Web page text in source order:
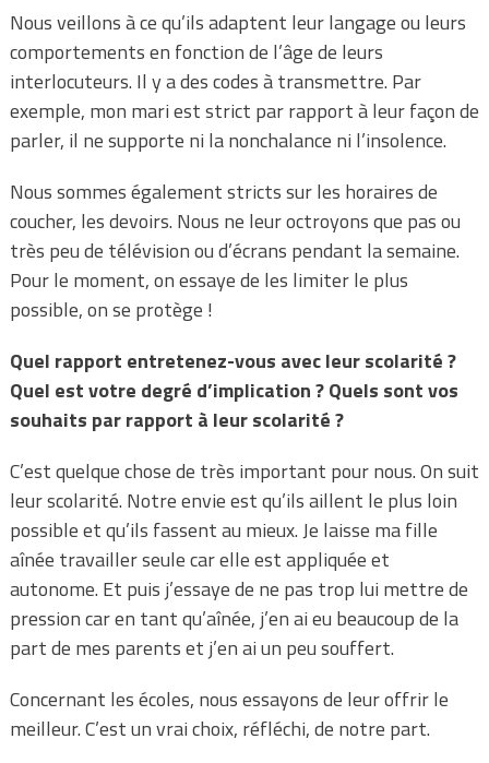
Nous veillons à ce qu’ils adaptent leur langage ou leurs
comportements en fonction de l’âge de leurs
interlocuteurs. Il y a des codes à transmettre. Par
exemple, mon mari est strict par rapport à leur façon de
parler, il ne supporte ni la nonchalance ni l’insolence.
Nous sommes également stricts sur les horaires de
coucher, les devoirs. Nous ne leur octroyons que pas ou
très peu de télévision ou d’écrans pendant la semaine.
Pour le moment, on essaye de les limiter le plus
possible, on se protège !
Quel rapport entretenez-vous avec leur scolarité ?
Quel est votre degré d’implication ? Quels sont vos
souhaits par rapport à leur scolarité ?
C’est quelque chose de très important pour nous. On suit
leur scolarité. Notre envie est qu’ils aillent le plus loin
possible et qu’ils fassent au mieux. Je laisse ma fille
aînée travailler seule car elle est appliquée et
autonome. Et puis j’essaye de ne pas trop lui mettre de
pression car en tant qu’aînée, j’en ai eu beaucoup de la
part de mes parents et j’en ai un peu souffert.
Concernant les écoles, nous essayons de leur offrir le
meilleur. C’est un vrai choix, réfléchi, de notre part.